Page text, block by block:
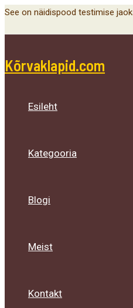
Skip
See on näidispood testimise
Kõrvaklapid.com
Esileht
Kategooria
Blogi
Meist
Kontakt
Main
Menu